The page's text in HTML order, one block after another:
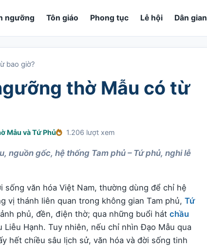
ngưỡng Tôn giáo Phong tục Lễ hội Dân gian
bao giờ?
thờ Mẫu có từ
Mẫu và Tứ Phủ 1.206 lượt xem
nguồn gốc, hệ thống Tam phủ – Tứ phủ, nghi lễ
sống văn hóa Việt Nam, thường dùng để chỉ hệ
vị thánh liên quan trong không gian Tam phủ, Tứ
phủ, đền, điện thờ; qua những buổi hát chầu
Liễu Hạnh. Tuy nhiên, nếu chỉ nhìn Đạo Mẫu qua
hết chiều sâu lịch sử, văn hóa và đời sống tinh